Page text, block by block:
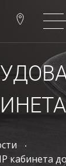
кабинета